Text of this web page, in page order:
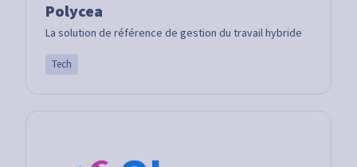
Polycea
La solution de référence de gestion du travail hybride
Tech